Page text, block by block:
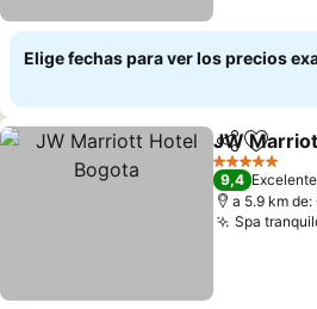
Elige fechas para ver los precios
Compartir
JW
5 Estrellas
9,4 Excelente
a 5.9 km
Spa